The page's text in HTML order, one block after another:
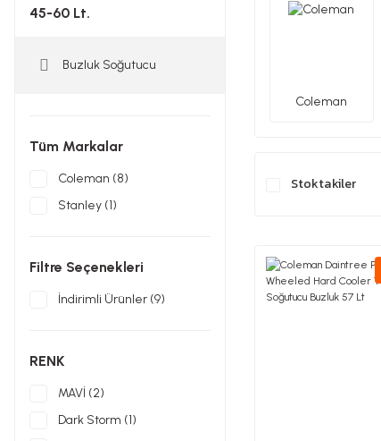
45-60 Lt.
Buzluk Soğutucu
Tüm Markalar
Coleman (8)
Stanley (1)
Filtre Seçenekleri
İndirimli Ürünler (9)
RENK
MAVİ (2)
Dark Storm (1)
Coleman
Stoktakiler